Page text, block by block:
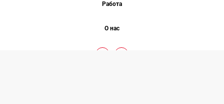
Работа
О нас